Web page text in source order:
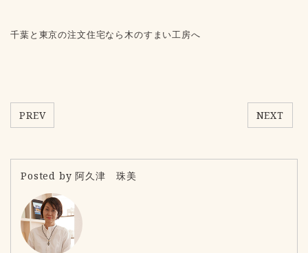
千葉と東京の注文住宅なら木のすまい工房へ
PREV NEXT
Posted by 阿久津 珠美